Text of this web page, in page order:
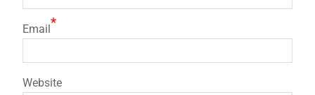
Email *
Website